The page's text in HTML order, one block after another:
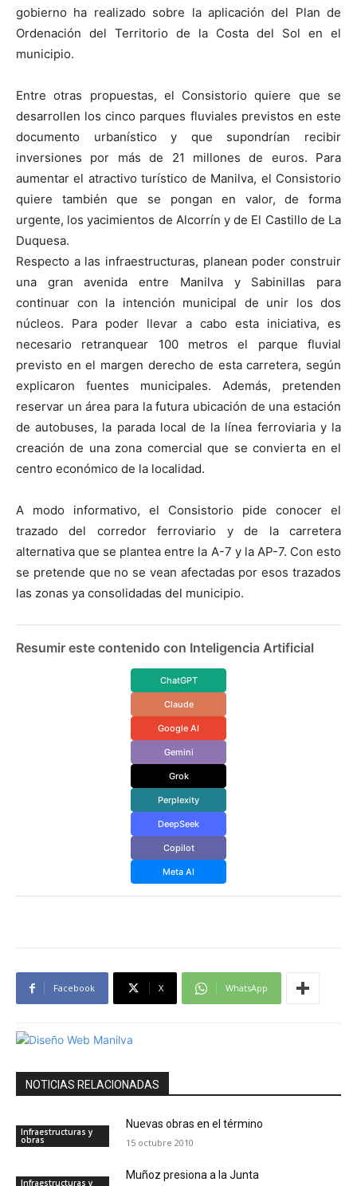
gobierno ha realizado sobre la aplicación del Plan de
Ordenación del Territorio de la Costa del Sol en el
municipio.
Entre otras propuestas, el Consistorio quiere que se
desarrollen los cinco parques fluviales previstos en este
documento urbanístico y que supondrían recibir
inversiones por más de 21 millones de euros. Para
aumentar el atractivo turístico de Manilva, el Consistorio
quiere también que se pongan en valor, de forma
urgente, los yacimientos de Alcorrín y de El Castillo de La
Duquesa.
Respecto a las infraestructuras, planean poder construir
una gran avenida entre Manilva y Sabinillas para
continuar con la intención municipal de unir los dos
núcleos. Para poder llevar a cabo esta iniciativa, es
necesario retranquear 100 metros el parque fluvial
previsto en el margen derecho de esta carretera, según
explicaron fuentes municipales. Además, pretenden
reservar un área para la futura ubicación de una estación
de autobuses, la parada local de la línea ferroviaria y la
creación de una zona comercial que se convierta en el
centro económico de la localidad.
A modo informativo, el Consistorio pide conocer el
trazado del corredor ferroviario y de la carretera
alternativa que se plantea entre la A-7 y la AP-7. Con esto
se pretende que no se vean afectadas por esos trazados
las zonas ya consolidadas del municipio.
Resumir este contenido con Inteligencia Artificial
ChatGPT
Claude
Google AI
Gemini
Grok
Perplexity
DeepSeek
Copilot
Meta AI
Facebook X WhatsApp
NOTICIAS RELACIONADAS
Infraestructuras y
obras
Nuevas obras en el término
15 octubre 2010
Infraestructuras y
Muñoz presiona a la Junta